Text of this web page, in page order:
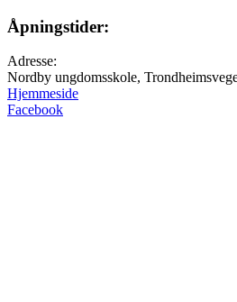
Åpningstider:
Adresse:
Nordby ungdomsskole,
Hjemmeside
Facebook